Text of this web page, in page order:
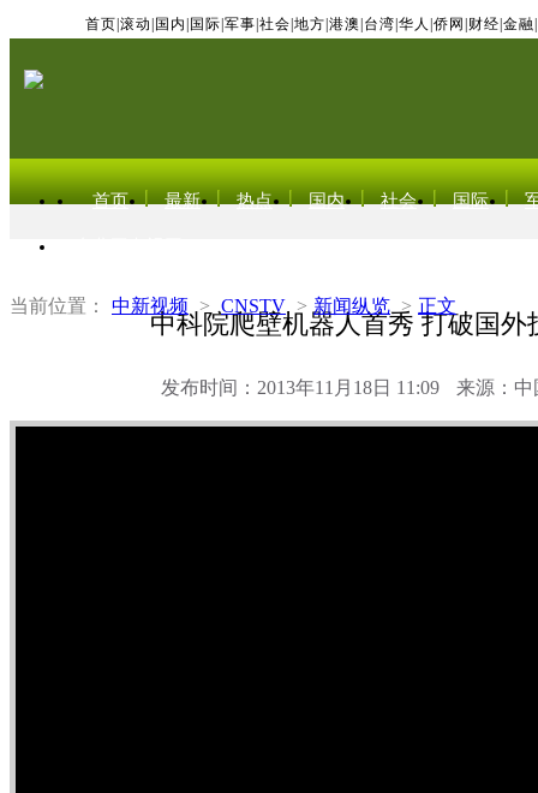
首页 滚动 国内 国际 军事 社会 地方 港澳 台湾 华人 侨网 财经 金融
首页 最新 热点 国内 社会 国际
当前位置： 中新视频 > CNSTV > 新闻纵览 > 正文
中科院爬壁机器人首秀 打破国外
发布时间：2013年11月18日 11:09 来源：中